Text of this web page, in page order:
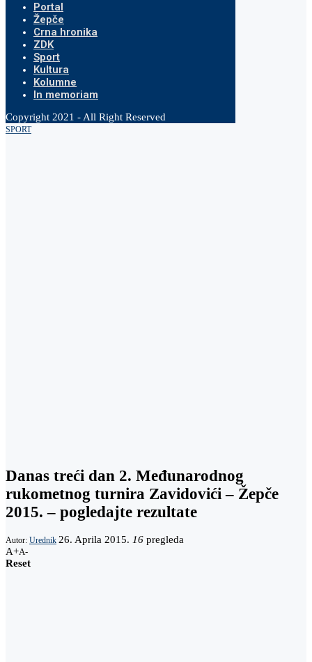
Portal
Žepče
Crna hronika
ZDK
Sport
Kultura
Kolumne
In memoriam
Copyright 2021 - All Right Reserved
SPORT
Danas treći dan 2. Međunarodnog
rukometnog turnira Zavidovići – Žepče
2015. – pogledajte rezultate
Autor: Urednik 26. Aprila 2015. 16 pregleda
A+A-
Reset